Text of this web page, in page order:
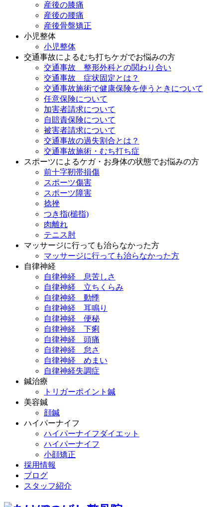
産後の膝痛
産後の腰痛
産後骨盤矯正
小児整体
小児整体
交通事故によるむち打ちケガでお悩みの方
交通事故 整形外科との関わり合い
交通事故 症状固定とは？
交通事故施術で健康保険を使うときについて
任意保険について
加害者請求について
自賠責保険について
被害者請求について
交通事故の過失割合とは？
交通事故施術・むち打ち症
スポーツによるケガ・お身体の状態でお悩みの方
前十字靭帯損傷
スポーツ傷害
スポーツ障害
捻挫
つき指(槌指)
肉離れ
テニス肘
マッサージに行っても治らなかった方
マッサージに行っても治らなかった方
自律神経
自律神経 息苦しさ
自律神経 立ちくらみ
自律神経 動悸
自律神経 耳鳴り
自律神経 便秘
自律神経 下痢
自律神経 頭痛
自律神経 怠さ
自律神経 めまい
自律神経失調症
鍼治療
トリガーポイント鍼
美容鍼
顔鍼
ハイパーナイフ
ハイパーナイフダイエット
ハイパーナイフ
小顔矯正
採用情報
ブログ
スタッフ紹介